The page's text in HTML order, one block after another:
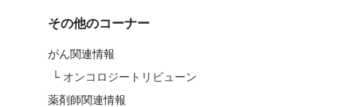
その他のコーナー
がん関連情報
└ オンコロジートリビューン
薬剤師関連情報